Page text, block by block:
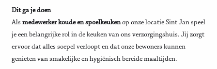
Dit ga je doen
Als medewerker koude en spoelkeukenop onze locatie Sint Jan speel
je een belangrijke rol in de keuken van ons verzorgingshuis. Jij zorgt
ervoor dat alles soepel verloopt en dat onze bewoners kunnen
genieten van smakelijke en hygiënisch bereide maaltijden.